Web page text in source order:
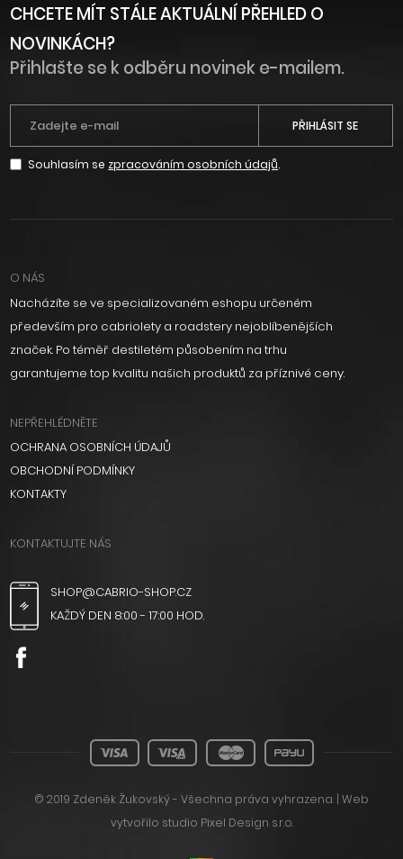
CHCETE MÍT STÁLE AKTUÁLNÍ PŘEHLED O
NOVINKÁCH?
Přihlašte se k odběru novinek e-mailem.
PŘIHLÁSIT SE
Souhlasím se zpracováním osobních údajů.
O NÁS
Nacházíte se ve specializovaném eshopu určeném
především pro cabriolety a roadstery nejoblíbenějších
značek. Po téměř destiletém působením na trhu
garantujeme top kvalitu našich produktů za příznivé ceny.
NEPŘEHLÉDNĚTE
OCHRANA OSOBNÍCH ÚDAJŮ
OBCHODNÍ PODMÍNKY
KONTAKTY
KONTAKTUJTE NÁS
SHOP@CABRIO-SHOP.CZ
KAŽDÝ DEN 8:00 - 17:00 HOD.
© 2019 Zdeněk Žukovský - Všechna práva vyhrazena. | Web
vytvořilo studio Pixel Design s.r.o.